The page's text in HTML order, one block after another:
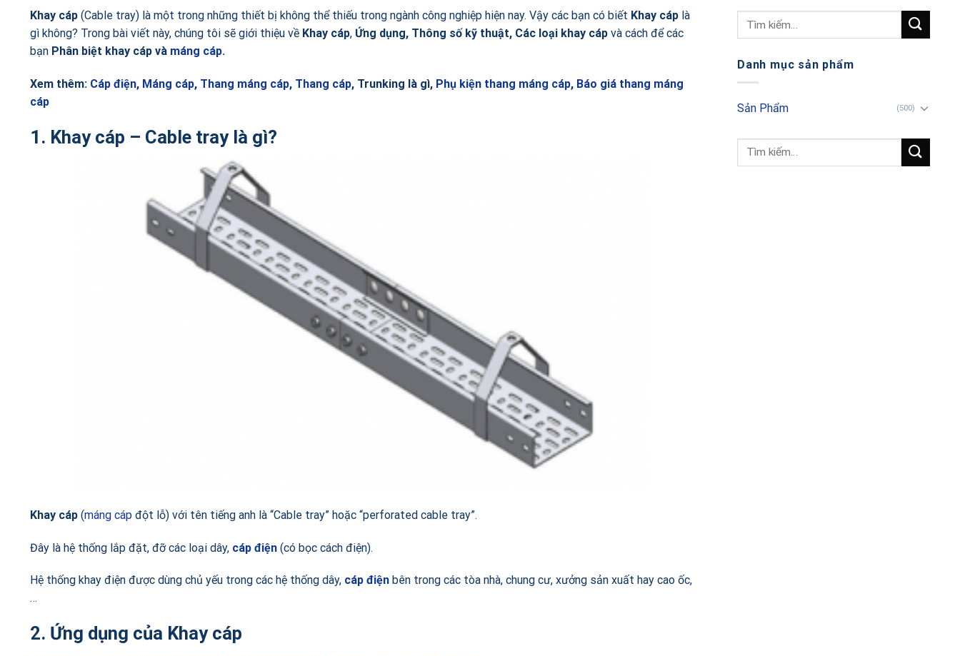
Khay cáp (Cable tray) là một trong những thiết bị không thể thiếu trong ngành công nghiệp hiện nay. Vậy các bạn có biết Khay cáp là
gì không? Trong bài viết này, chúng tôi sẽ giới thiệu về Khay cáp, Ứng dụng, Thông số kỹ thuật, Các loại khay cáp và cách để các
bạn Phân biệt khay cáp và máng cáp.
Xem thêm: Cáp điện, Máng cáp, Thang máng cáp, Thang cáp, Trunking là gì, Phụ kiện thang máng cáp, Báo giá thang máng
cáp
1. Khay cáp – Cable tray là gì?
Khay cáp (máng cáp đột lỗ) với tên tiếng anh là “Cable tray” hoặc “perforated cable tray”.
Đây là hệ thống lắp đặt, đỡ các loại dây, cáp điện (có bọc cách điện).
Hệ thống khay điện được dùng chủ yếu trong các hệ thống dây, cáp điện bên trong các tòa nhà, chung cư, xưởng sản xuất hay cao ốc,
…
2. Ứng dụng của Khay cáp
Danh mục sản phẩm
Sản Phẩm (500)